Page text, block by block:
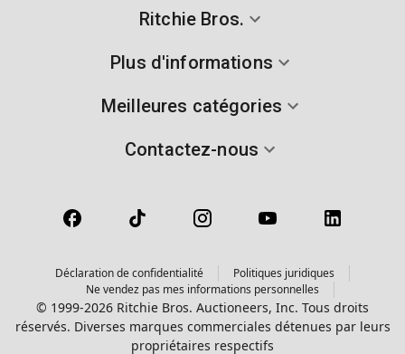
Ritchie Bros.
Plus d'informations
Meilleures catégories
Contactez-nous
Déclaration de confidentialité
Politiques juridiques
Ne vendez pas mes informations personnelles
© 1999-2026 Ritchie Bros. Auctioneers, Inc. Tous droits
réservés. Diverses marques commerciales détenues par leurs
propriétaires respectifs